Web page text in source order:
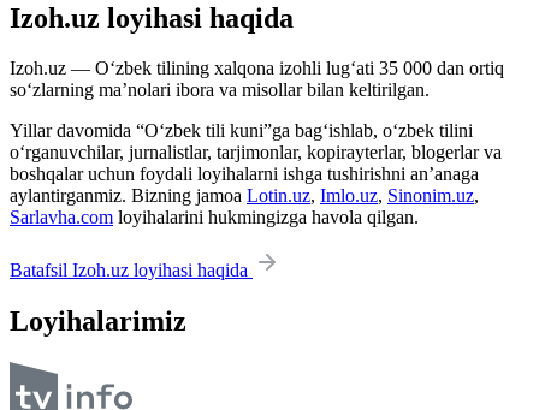
Izoh.uz loyihasi haqida
Izoh.uz — O‘zbek tilining xalqona izohli lug‘ati 35 000 dan ortiq
so‘zlarning ma’nolari ibora va misollar bilan keltirilgan.
Yillar davomida “O‘zbek tili kuni”ga bag‘ishlab, o‘zbek tilini
o‘rganuvchilar, jurnalistlar, tarjimonlar, kopirayterlar, blogerlar va
boshqalar uchun foydali loyihalarni ishga tushirishni an’anaga
aylantirganmiz. Bizning jamoa Lotin.uz, Imlo.uz, Sinonim.uz,
Sarlavha.com loyihalarini hukmingizga havola qilgan.
Batafsil Izoh.uz loyihasi haqida
Loyihalarimiz